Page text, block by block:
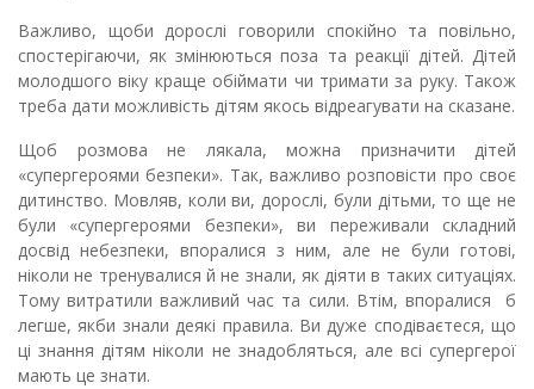
Важливо, щоби дорослі говорили спокійно та повільно,
спостерігаючи, як змінюються поза та реакції дітей. Дітей
молодшого віку краще обіймати чи тримати за руку. Також
треба дати можливість дітям якось відреагувати на сказане.
Щоб розмова не лякала, можна призначити дітей
«супергероями безпеки». Так, важливо розповісти про своє
дитинство. Мовляв, коли ви, дорослі, були дітьми, то ще не
були «супергероями безпеки», ви переживали складний
досвід небезпеки, впоралися з ним, але не були готові,
ніколи не тренувалися й не знали, як діяти в таких ситуаціях.
Тому витратили важливий час та сили. Втім, впоралися б
легше, якби знали деякі правила. Ви дуже сподіваєтеся, що
ці знання дітям ніколи не знадобляться, але всі супергерої
мають це знати.